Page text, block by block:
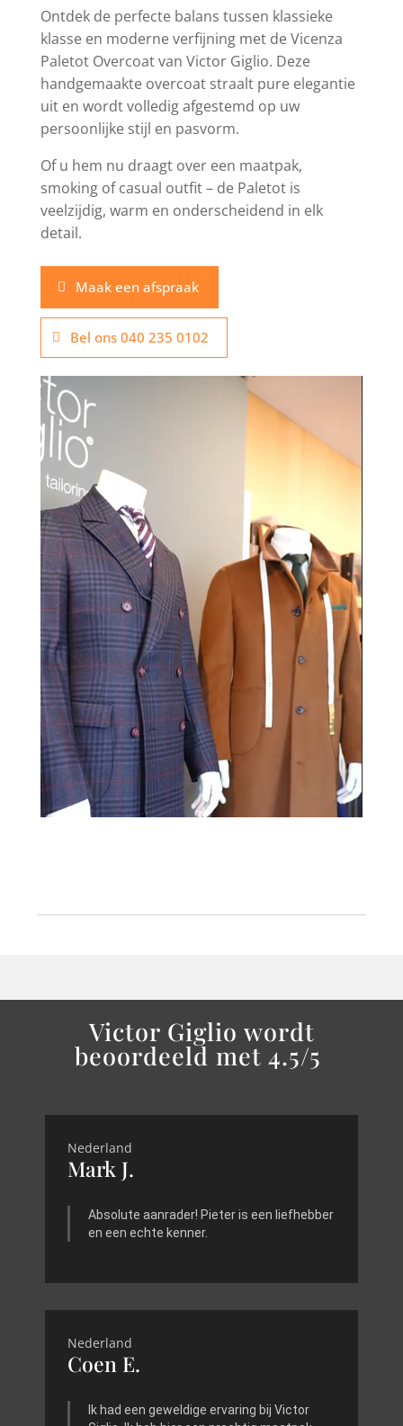
Ontdek de perfecte balans tussen klassieke
klasse en moderne verfijning met de Vicenza
Paletot Overcoat van Victor Giglio. Deze
handgemaakte overcoat straalt pure elegantie
uit en wordt volledig afgestemd op uw
persoonlijke stijl en pasvorm.
Of u hem nu draagt over een maatpak,
smoking of casual outfit – de Paletot is
veelzijdig, warm en onderscheidend in elk
detail.
Maak een afspraak
Bel ons 040 235 0102
Videospeler
Victor Giglio wordt
beoordeeld met 4.5/5
Nederland
Mark J.
Absolute aanrader! Pieter is een liefhebber
en een echte kenner.
Nederland
Coen E.
Ik had een geweldige ervaring bij Victor